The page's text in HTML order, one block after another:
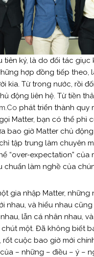
tiên ký, là do đối tác giục
hợp đồng tiếp theo,
kia. Từ trong nước, rồi
động liên hệ. Từ tiền
phát triển thành quy
Matter, bạn có thể phì
bao giờ Matter chủ động
tập trung làm chuyên
“over-expectation” của
chuẩn làm nghề của
gia nhập Matter, những
nhau, và hiểu nhau
lẫn cá nhân nhau,
một. Đã không biết
rốt cuộc bao giờ mới
– những – điều – ý –